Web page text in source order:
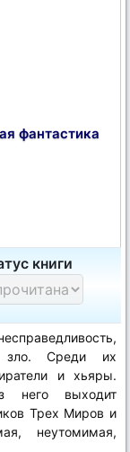
фантастика
книги
зло. Среди их
и хьяры.
выходит
Трех Миров и
неутомимая,